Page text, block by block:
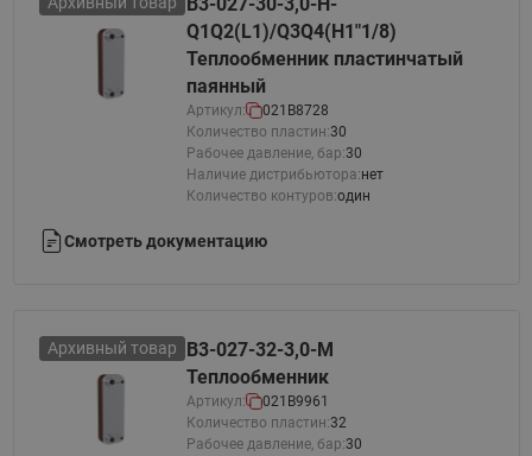
Q1Q2(L1)/Q3Q4(H1"1/8)
Теплообменник пластинчатый
паянный
Артикул:
021B8728
Количество пластин:30
Рабочее давление, бар:30
Наличие дистрибьютора:нет
Количество контуров:один
Смотреть документацию
Архивный товар
B3-027-32-3,0-M
Теплообменник
Артикул:
021B9961
Количество пластин:32
Рабочее давление, бар:30